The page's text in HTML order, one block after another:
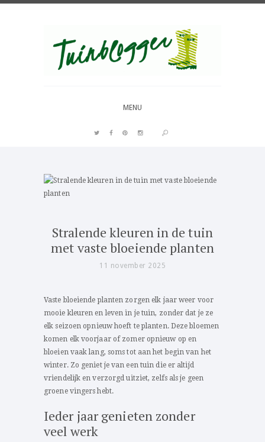
MENU
Stralende kleuren in de tuin
met vaste bloeiende planten
11 november 2025
Vaste bloeiende planten zorgen elk jaar weer voor
mooie kleuren en leven in je tuin, zonder dat je ze
elk seizoen opnieuw hoeft te planten. Deze bloemen
komen elk voorjaar of zomer opnieuw op en
bloeien vaak lang, soms tot aan het begin van het
winter. Zo geniet je van een tuin die er altijd
vriendelijk en verzorgd uitziet, zelfs als je geen
groene vingers hebt.
Ieder jaar genieten zonder
veel werk